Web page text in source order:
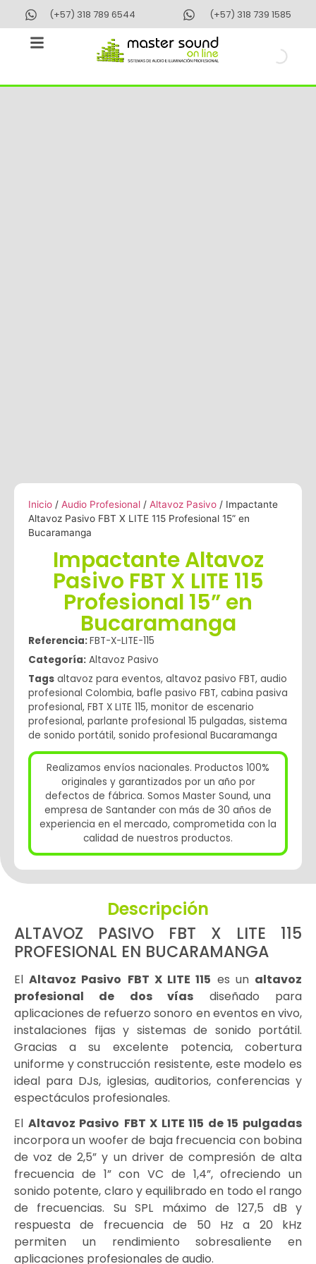
contenido
(+57) 318 789 6544 (+57) 318 739 1585
Inicio / Audio Profesional / Altavoz Pasivo / Impactante
Altavoz Pasivo FBT X LITE 115 Profesional 15” en
Bucaramanga
Impactante Altavoz
Pasivo FBT X LITE 115
Profesional 15” en
Bucaramanga
Referencia:FBT-X-LITE-115
Categoría: Altavoz Pasivo
Tags altavoz para eventos, altavoz pasivo FBT, audio
profesional Colombia, bafle pasivo FBT, cabina pasiva
profesional, FBT X LITE 115, monitor de escenario
profesional, parlante profesional 15 pulgadas, sistema
de sonido portátil, sonido profesional Bucaramanga
Realizamos envíos nacionales. Productos 100%
originales y garantizados por un año por
defectos de fábrica. Somos Master Sound, una
empresa de Santander con más de 30 años de
experiencia en el mercado, comprometida con la
calidad de nuestros productos.
Descripción
ALTAVOZ PASIVO FBT X LITE 115
PROFESIONAL EN BUCARAMANGA
ElAltavoz Pasivo FBT X LITE 115 es un altavoz
profesional de dos vías diseñado para
aplicaciones de refuerzo sonoro en eventos en vivo,
instalaciones fijas y sistemas de sonido portátil.
Gracias a su excelente potencia, cobertura
uniforme y construcción resistente, este modelo es
ideal para DJs, iglesias, auditorios, conferencias y
espectáculos profesionales.
El Altavoz Pasivo FBT X LITE 115 de 15 pulgadas
incorpora un woofer de baja frecuencia con bobina
de voz de 2,5” y un driver de compresión de alta
frecuencia de 1” con VC de 1,4”, ofreciendo un
sonido potente, claro y equilibrado en todo el rango
de frecuencias. Su SPL máximo de 127,5 dB y
respuesta de frecuencia de 50 Hz a 20 kHz
permiten un rendimiento sobresaliente en
aplicaciones profesionales de audio.